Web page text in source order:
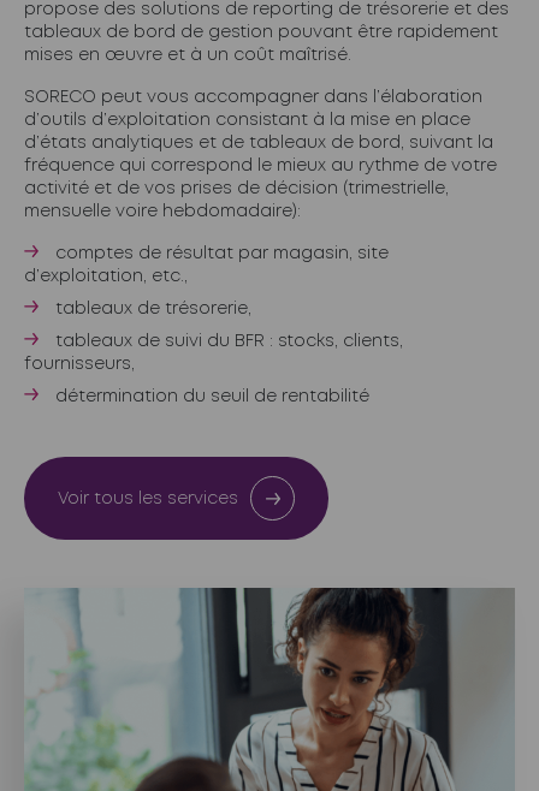
propose des solutions de reporting de trésorerie et des
tableaux de bord de gestion pouvant être rapidement
mises en œuvre et à un coût maîtrisé.
SORECO peut vous accompagner dans l’élaboration
d’outils d’exploitation consistant à la mise en place
d’états analytiques et de tableaux de bord, suivant la
fréquence qui correspond le mieux au rythme de votre
activité et de vos prises de décision (trimestrielle,
mensuelle voire hebdomadaire):
comptes de résultat par magasin, site
d’exploitation, etc.,
tableaux de trésorerie,
tableaux de suivi du BFR : stocks, clients,
fournisseurs,
détermination du seuil de rentabilité
Voir tous les services